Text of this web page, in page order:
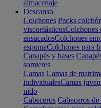
almacenaje
Descanso
Colchones Packs
viscoelásticosColchones
ensacadosColchones
espumaColchones para
Canapés y bases
somieres
Camas Camas de
individualesCamas
nido
Cabeceros Cabeceros